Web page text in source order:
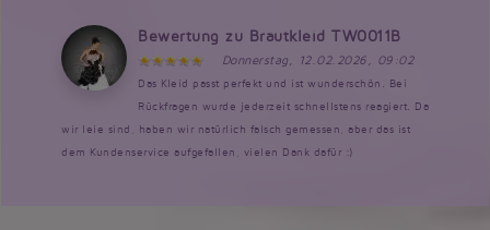
Bewertung zu Brautkleid TW0011B
Donnerstag, 12.02.2026, 09:02
Das Kleid passt perfekt und ist wunderschön. Bei
Rückfragen wurde jederzeit schnellstens reagiert. Da
wir leie sind, haben wir natürlich falsch gemessen, aber das ist
dem Kundenservice aufgefallen, vielen Dank dafür :)